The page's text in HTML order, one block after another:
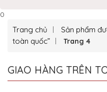
0
Trang chủ
Sản phẩm
toàn quốc”
Trang 4
GIAO HÀNG TRÊN